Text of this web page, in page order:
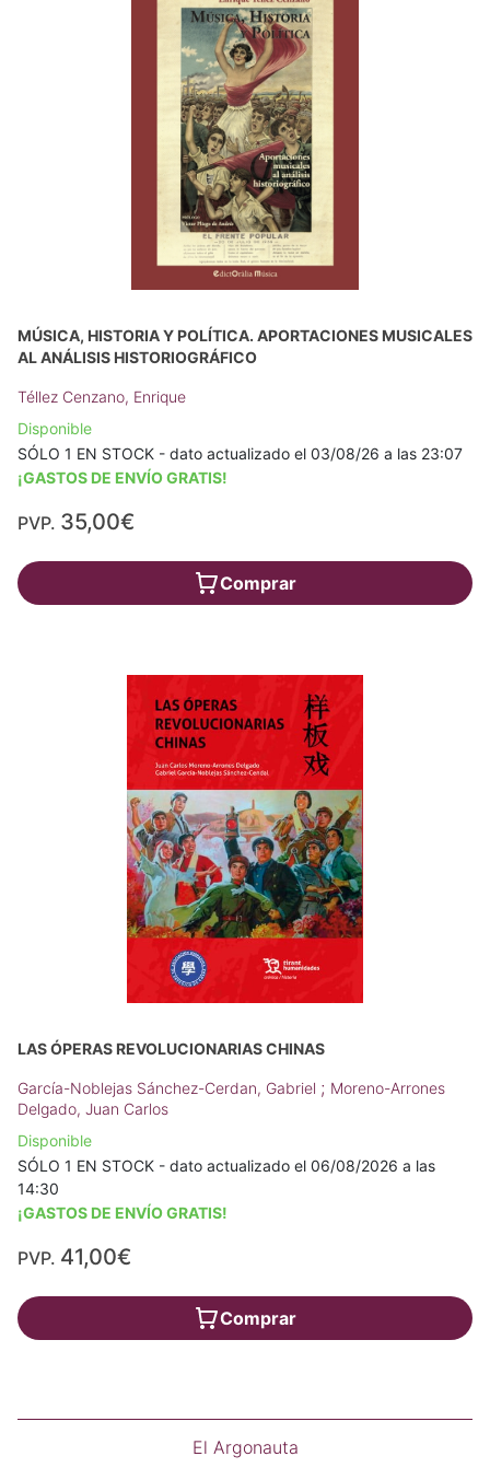
MÚSICA, HISTORIA Y POLÍTICA. APORTACIONES MUSICALES
AL ANÁLISIS HISTORIOGRÁFICO
Téllez Cenzano, Enrique
Disponible
SÓLO 1 EN STOCK - dato actualizado el 03/08/26 a las 23:07
¡GASTOS DE ENVÍO GRATIS!
PVP. 35,00€
Comprar
LAS ÓPERAS REVOLUCIONARIAS CHINAS
García-Noblejas Sánchez-Cerdan, Gabriel ; Moreno-Arrones
Delgado, Juan Carlos
Disponible
SÓLO 1 EN STOCK - dato actualizado el 06/08/2026 a las
14:30
¡GASTOS DE ENVÍO GRATIS!
PVP. 41,00€
Comprar
El Argonauta